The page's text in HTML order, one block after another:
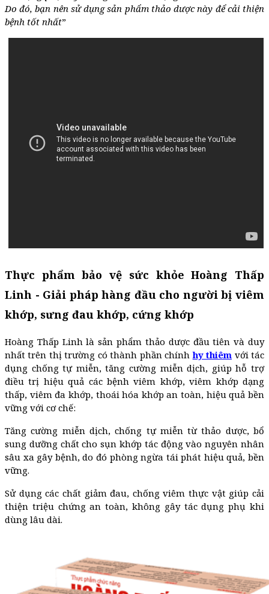
Do đó, bạn nên sử dụng sản phẩm thảo dược này để cải thiện
bệnh tốt nhất”
Thực phẩm bảo vệ sức khỏe Hoàng Thấp
Linh - Giải pháp hàng đầu cho người bị viêm
khớp, sưng đau khớp, cứng khớp
Hoàng Thấp Linh là sản phẩm thảo dược đầu tiên và duy
nhất trên thị trường có thành phần chínhhy thiêm với tác
dụng chống tự miễn, tăng cường miễn dịch, giúp hỗ trợ
điều trị hiệu quả các bệnh viêm khớp, viêm khớp dạng
thấp, viêm đa khớp, thoái hóa khớp an toàn, hiệu quả bền
vững với cơ chế:
Tăng cường miễn dịch, chống tự miễn từ thảo dược, bổ
sung dưỡng chất cho sụn khớp tác động vào nguyên nhân
sâu xa gây bệnh, do đó phòng ngừa tái phát hiệu quả, bền
vững.
Sử dụng các chất giảm đau, chống viêm thực vật giúp cải
thiện triệu chứng an toàn, không gây tác dụng phụ khi
dùng lâu dài.